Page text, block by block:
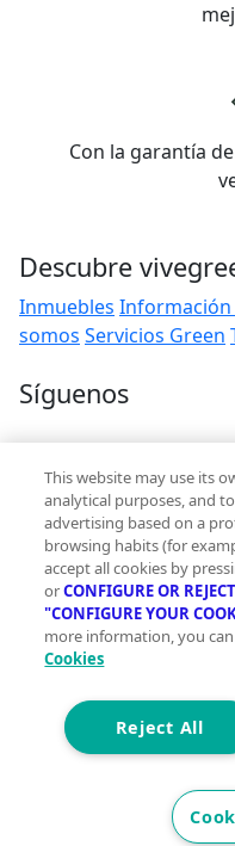
Con la garantía
Descubre
Inmuebles Información
somos Servicios Green
Síguenos
Contacto
hola@vivegreen.com
Aviso Legal
Condiciones de uso
Politica de privacidad
Política de cookies
Accesibilidad
© 2026 Vivegreen -
SERVICIOS PARA
This website may use its
analytical purposes, and
advertising based on a
browsing habits (for
accept all cookies by
orCONFIGURE OR
"CONFIGURE YOUR
more information, you
Cookies
Reject All